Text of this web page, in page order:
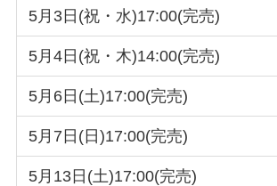
5月3日(祝・水)17:00(完売)
5月4日(祝・木)14:00(完売)
5月6日(土)17:00(完売)
5月7日(日)17:00(完売)
5月13日(土)17:00(完売)